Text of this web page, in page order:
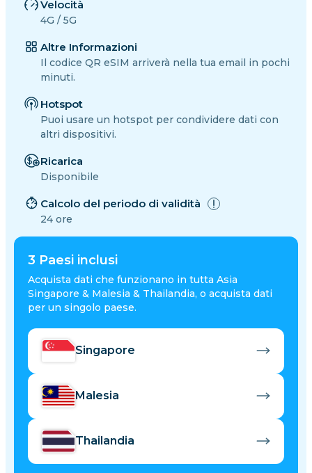
3 Paesi inclusi
Acquista dati che funzionano in tutta Asia
Singapore & Malesia & Thailandia, o acquista dati
per un singolo paese.
Singapore
Malesia
Thailandia
Velocità
4G / 5G
Altre Informazioni
Il codice QR eSIM arriverà nella tua email in pochi
minuti.
Hotspot
Puoi usare un hotspot per condividere dati con
altri dispositivi.
Ricarica
Disponibile
Calcolo del periodo di validità
24 ore